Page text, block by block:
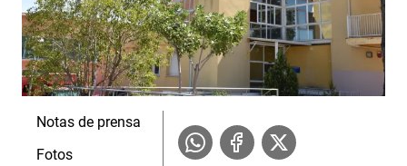
Notas de prensa
Fotos